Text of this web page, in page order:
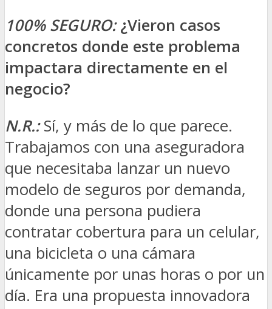
100% SEGURO:¿Vieron casos
concretos donde este problema
impactara directamente en el
negocio?
N.R.:Sí, y más de lo que parece.
Trabajamos con una aseguradora
que necesitaba lanzar un nuevo
modelo de seguros por demanda,
donde una persona pudiera
contratar cobertura para un celular,
una bicicleta o una cámara
únicamente por unas horas o por un
día. Era una propuesta innovadora